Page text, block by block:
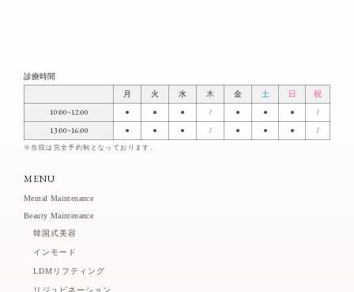
診療時間
月
火 水 木 金 土 日 祝
10:00~12:00 ● ● ● / ● ● ● /
13:00~16:00 ● ● ● / ● ● ● /
※当院は完全予約制となっております。
MENU
Mental Maintenance
Beauty Maintenance
韓国式美容
インモード
LDMリフティング
リジュビネーション